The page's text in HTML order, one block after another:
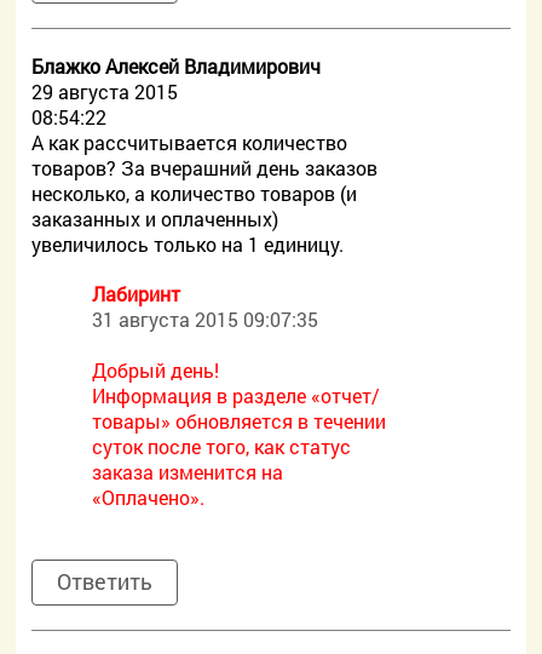
Блажко Алексей Владимирович
29 августа 2015
08:54:22
А как рассчитывается количество
товаров? За вчерашний день заказов
несколько, а количество товаров (и
заказанных и оплаченных)
увеличилось только на 1 единицу.
Лабиринт
31 августа 2015 09:07:35
Добрый день!
Информация в разделе «отчет/
товары» обновляется в течении
суток после того, как статус
заказа изменится на
«Оплачено».
Ответить